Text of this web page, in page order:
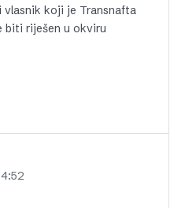
koji je Transnafta
biti riješen u okviru